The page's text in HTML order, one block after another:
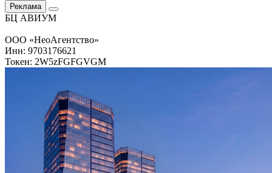
Реклама
БЦ АВИУМ
ООО «НеоАгентство»
Инн: 9703176621
Токен: 2W5zFGFGVGM